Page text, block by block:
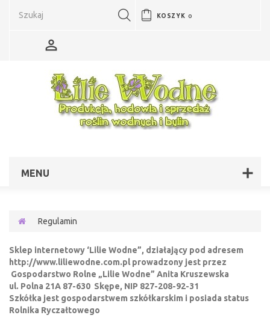
KOSZYK 0
MENU
Regulamin
Sklep internetowy ‘Lilie Wodne”, działający pod adresem
http://www.liliewodne.com.pl prowadzony jest przez
Gospodarstwo Rolne „Lilie Wodne” Anita Kruszewska
ul. Polna 21A 87-630 Skępe, NIP 827-208-92-31
Szkółka jest gospodarstwem szkółkarskim i posiada status
Rolnika Ryczałtowego